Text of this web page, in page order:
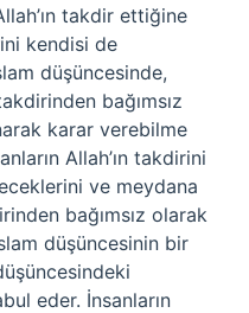
takdir ettiğine
kendisi de
düşüncesinde,
bağımsız
karar verebilme
Allah’ın takdirini
ve meydana
bağımsız olarak
düşüncesinin bir
eder. İnsanların